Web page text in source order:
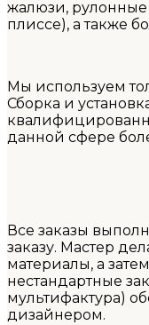
жалюзи,
плиссе), а также
Мы используем
Сборка и
данной сфере
Все заказы
заказу. Мастер
материалы, а
нестандартные
мультифактура)
дизайнером.